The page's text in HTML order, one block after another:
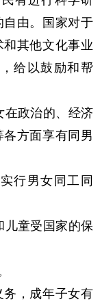
由。国家对于
其他文化事业
给以鼓励和帮
政治的、经济
方面享有同男
行男女同工同
童受国家的保
，成年子女有